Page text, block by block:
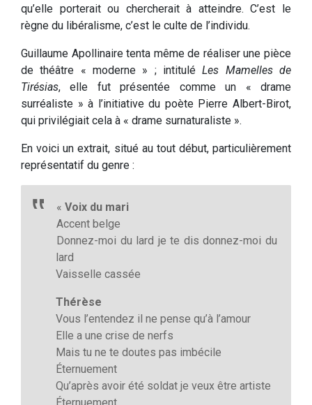
qu’elle porterait ou chercherait à atteindre. C’est le
règne du libéralisme, c’est le culte de l’individu.
Guillaume Apollinaire tenta même de réaliser une pièce
de théâtre « moderne » ; intituléLes Mamelles de
Tirésias, elle fut présentée comme un « drame
surréaliste » à l’initiative du poète Pierre Albert-Birot,
qui privilégiait cela à « drame surnaturaliste ».
En voici un extrait, situé au tout début, particulièrement
représentatif du genre :
« Voix du mari
Accent belge
Donnez-moi du lard je te dis donnez-moi du
lard
Vaisselle cassée
Thérèse
Vous l’entendez il ne pense qu’à l’amour
Elle a une crise de nerfs
Mais tu ne te doutes pas imbécile
Éternuement
Qu’après avoir été soldat je veux être artiste